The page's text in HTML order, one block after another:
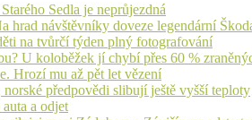
Sedla je neprůjezdná
hrad návštěvníky doveze legendární
na tvůrčí týden plný fotografování
U koloběžek jí chybí přes 60 %
Hrozí mu až pět let vězení
předpovědi slibují ještě vyšší teploty
a odjet